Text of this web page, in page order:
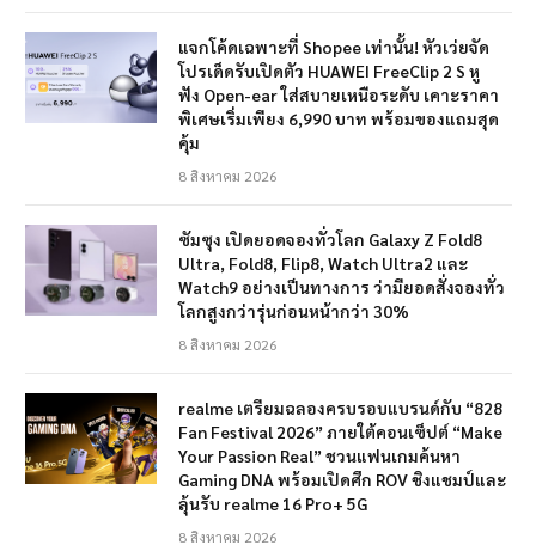
แจกโค้ดเฉพาะที่ Shopee เท่านั้น! หัวเว่ยจัด
โปรเด็ดรับเปิดตัว HUAWEI FreeClip 2 S หู
ฟัง Open-ear ใส่สบายเหนือระดับ เคาะราคา
พิเศษเริ่มเพียง 6,990 บาท พร้อมของแถมสุด
คุ้ม
8 สิงหาคม 2026
ซัมซุง เปิดยอดจองทั่วโลก Galaxy Z Fold8
Ultra, Fold8, Flip8, Watch Ultra2 และ
Watch9 อย่างเป็นทางการ ว่ามียอดสั่งจองทั่ว
โลกสูงกว่ารุ่นก่อนหน้ากว่า 30%
8 สิงหาคม 2026
realme เตรียมฉลองครบรอบแบรนด์กับ “828
Fan Festival 2026” ภายใต้คอนเซ็ปต์ “Make
Your Passion Real” ชวนแฟนเกมค้นหา
Gaming DNA พร้อมเปิดศึก ROV ชิงแชมป์และ
ลุ้นรับ realme 16 Pro+ 5G
8 สิงหาคม 2026